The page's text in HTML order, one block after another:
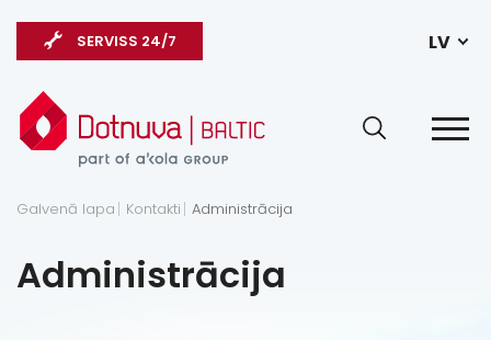
LV
SERVISS 24/7
Galvenā lapa Kontakti Administrācija
Administrācija